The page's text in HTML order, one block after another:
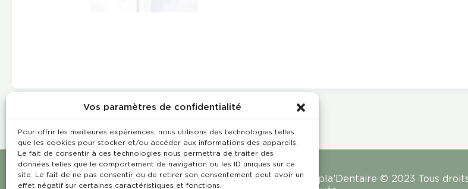
Vos paramètres de confidentialité
Pour offrir les meilleures expériences, nous utilisons des technologies telles
que les cookies pour stocker et/ou accéder aux informations des appareils.
Le fait de consentir à ces technologies nous permettra de traiter des
données telles que le comportement de navigation ou les ID uniques sur ce
site. Le fait de ne pas consentir ou de retirer son consentement peut avoir un
effet négatif sur certaines caractéristiques et fonctions.
Rempla’Dentaire © 2023 Tous